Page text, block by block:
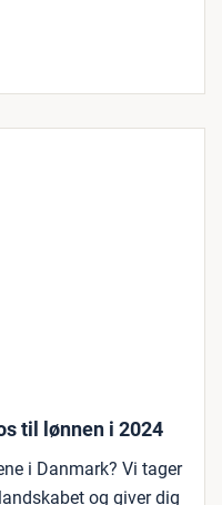
til lønnen i 2024
i Danmark? Vi tager
og giver dig